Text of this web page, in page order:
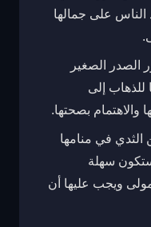
الناس على جمالها
الصدر الصغير
للذهاب إلى
والاهتمام بصحتها.
الثدي في منامها
ستكون سهلة
ويجب عليها أن